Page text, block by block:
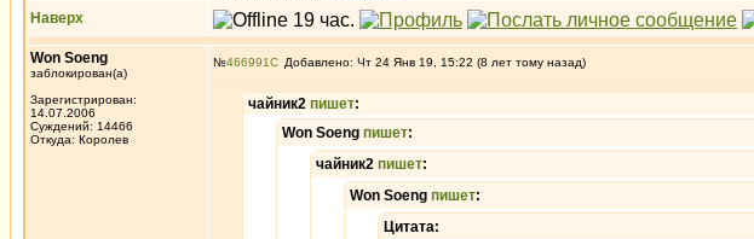
Наверх
Won Soeng
заблокирован(а)
Зарегистрирован:
14.07.2006
Суждений: 14466
Откуда: Королев
№466991 Добавлено: Чт 24 Янв 19, 15:22 (8 лет тому назад)
чайник2 пишет:
Won Soeng пишет:
чайник2 пишет:
Won Soeng пишет:
Цитата: